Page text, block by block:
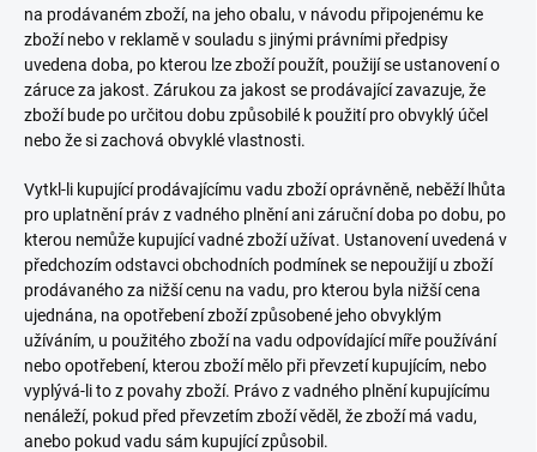
na prodávaném zboží, na jeho obalu, v návodu připojenému ke
zboží nebo v reklamě v souladu s jinými právními předpisy
uvedena doba, po kterou lze zboží použít, použijí se ustanovení o
záruce za jakost. Zárukou za jakost se prodávající zavazuje, že
zboží bude po určitou dobu způsobilé k použití pro obvyklý účel
nebo že si zachová obvyklé vlastnosti.
Vytkl-li kupující prodávajícímu vadu zboží oprávněně, neběží lhůta
pro uplatnění práv z vadného plnění ani záruční doba po dobu, po
kterou nemůže kupující vadné zboží užívat. Ustanovení uvedená v
předchozím odstavci obchodních podmínek se nepoužijí u zboží
prodávaného za nižší cenu na vadu, pro kterou byla nižší cena
ujednána, na opotřebení zboží způsobené jeho obvyklým
užíváním, u použitého zboží na vadu odpovídající míře používání
nebo opotřebení, kterou zboží mělo při převzetí kupujícím, nebo
vyplývá-li to z povahy zboží. Právo z vadného plnění kupujícímu
nenáleží, pokud před převzetím zboží věděl, že zboží má vadu,
anebo pokud vadu sám kupující způsobil.